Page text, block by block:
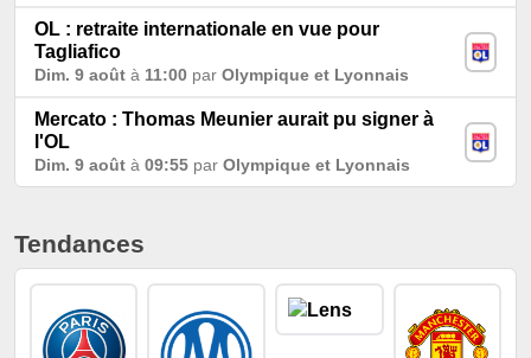
OL : retraite internationale en vue pour
Tagliafico
Dim. 9 août à 11:00 par Olympique et Lyonnais
Mercato : Thomas Meunier aurait pu signer à
l'OL
Dim. 9 août à 09:55 par Olympique et Lyonnais
Tendances